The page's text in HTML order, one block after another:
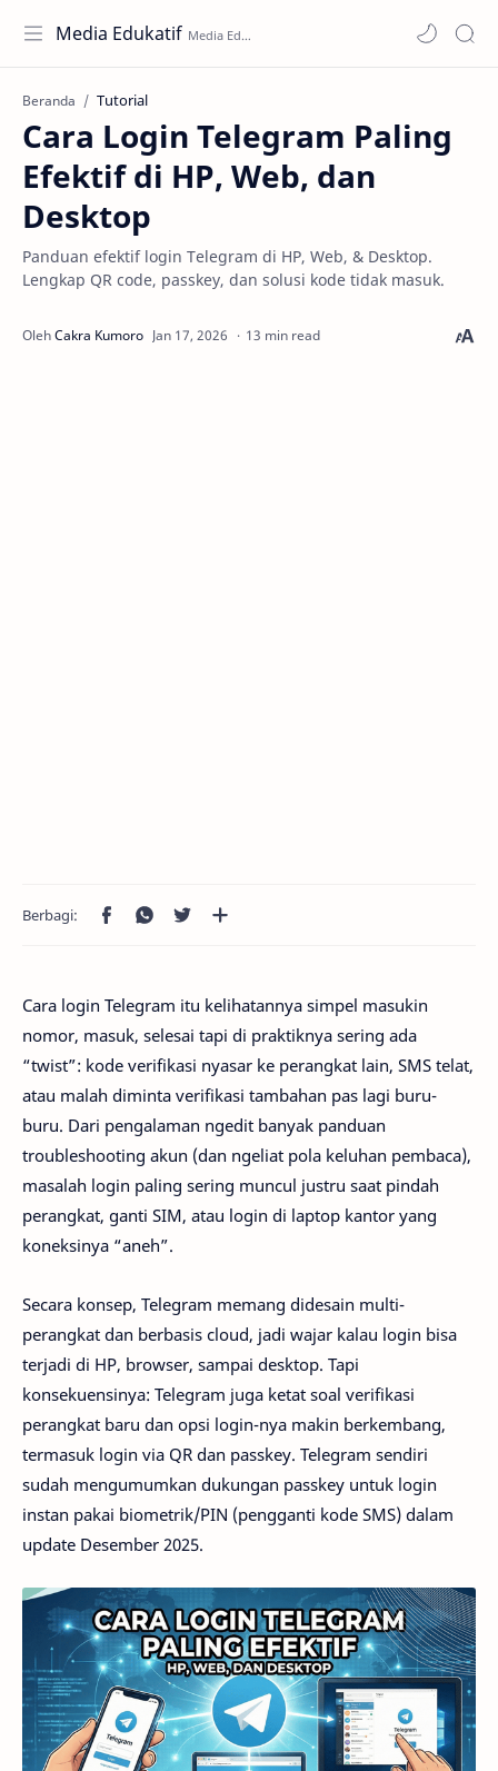
Media Edukatif
Beranda Tutorial
Cara Login Telegram Paling
Efektif di HP, Web, dan
Desktop
Panduan efektif login Telegram di HP, Web, & Desktop.
Lengkap QR code, passkey, dan solusi kode tidak masuk.
13 min read
Cara login Telegram itu kelihatannya simpel masukin
nomor, masuk, selesai tapi di praktiknya sering ada
“twist”: kode verifikasi nyasar ke perangkat lain, SMS telat,
atau malah diminta verifikasi tambahan pas lagi buru-
buru. Dari pengalaman ngedit banyak panduan
troubleshooting akun (dan ngeliat pola keluhan pembaca),
masalah login paling sering muncul justru saat pindah
perangkat, ganti SIM, atau login di laptop kantor yang
koneksinya “aneh”.
Secara konsep, Telegram memang didesain multi-
perangkat dan berbasis cloud, jadi wajar kalau login bisa
terjadi di HP, browser, sampai desktop. Tapi
konsekuensinya: Telegram juga ketat soal verifikasi
perangkat baru dan opsi login-nya makin berkembang,
termasuk login via QR dan passkey. Telegram sendiri
sudah mengumumkan dukungan passkey untuk login
instan pakai biometrik/PIN (pengganti kode SMS) dalam
update Desember 2025.